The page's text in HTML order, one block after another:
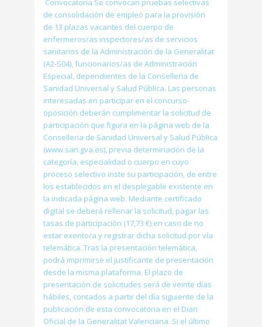
Convocatoria Se convocan pruebas selectivas
de consolidación de empleo para la provisión
de 13 plazas vacantes del cuerpo de
enfermeros/as inspectores/as de servicios
sanitarios de la Administración de la Generalitat
(A2-S04), funcionarios/as de Administración
Especial, dependientes de la Conselleria de
Sanidad Universal y Salud Pública. Las personas
interesadas en participar en el concurso-
oposición deberán cumplimentar la solicitud de
participación que figura en la página web de la
Conselleria de Sanidad Universal y Salud Pública
(www.san.gva.es), previa determinación de la
categoría, especialidad o cuerpo en cuyo
proceso selectivo inste su participación, de entre
los establecidos en el desplegable existente en
la indicada página web. Mediante certificado
digital se deberá rellenar la solicitud, pagar las
tasas de participación (17,73 €) en caso de no
estar exento/a y registrar dicha solicitud por vía
telemática. Tras la presentación telemática,
podrá imprimirse el justificante de presentación
desde la misma plataforma. El plazo de
presentación de solicitudes será de veinte días
hábiles, contados a partir del día siguiente de la
publicación de esta convocatoria en el Diari
Oficial de la Generalitat Valenciana. Si el último